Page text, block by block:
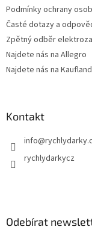
Podmínky ochrany
Časté dotazy a
Zpětný odběr
Najdete nás na Allegro
Najdete nás na Kaufland
Kontakt
info@
rychlydarkycz
Odebírat